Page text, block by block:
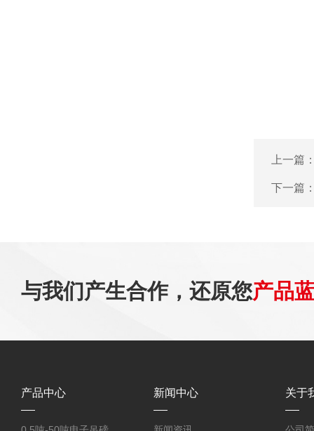
上一篇
下一篇
与我们产生合作，还原您产品
产品中心 新闻中心 关于